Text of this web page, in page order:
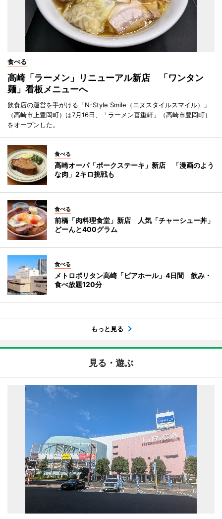
食べる
高崎「ラーメン」リニューアル新店 「ワンタン
麺」看板メニューへ
飲食店の運営を手がける「N-Style Smile（エヌスタイルスマイル）」
（高崎市上豊岡町）は7月16日、「ラーメン喜重軒」（高崎市豊岡町）
をオープンした。
食べる
高崎オーパ「ポークステーキ」新店 「漫画のよう
な肉」2キロ挑戦も
食べる
前橋「肉料理食堂」新店 人気「チャーシュー丼」
どーんと400グラム
食べる
メトロポリタン高崎「ビアホール」4日間 飲み・
食べ放題120分
もっと見る
見る・遊ぶ